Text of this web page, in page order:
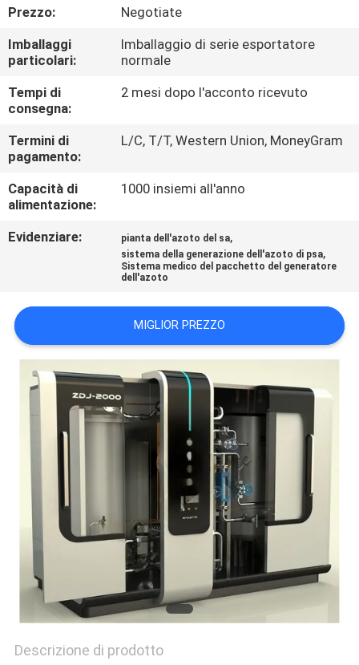
CONTROLLO
DELLA
QUALITÀ
CONTATTACI
NOTIZIE
RICHIEDI UN
PREVENTIVO
NEWS
MAPPA
DEL
SITO
INFORMATIVA
SULLA
PRIVACY
Prezzo:
Negotiate
Imballaggi
particolari:
Imballaggio di serie esportatore
normale
Tempi di
consegna:
2 mesi dopo l'acconto ricevuto
Termini di
pagamento:
L/C, T/T, Western Union, MoneyGram
Capacità di
alimentazione:
1000 insiemi all'anno
Evidenziare: pianta dell'azoto del sa,
sistema della generazione dell'azoto di psa,
Sistema medico del pacchetto del generatore
dell'azoto
MIGLIOR PREZZO
Descrizione di prodotto